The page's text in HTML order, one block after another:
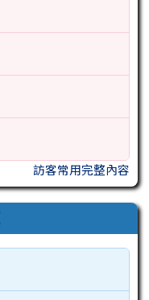
訪客常用完整內容